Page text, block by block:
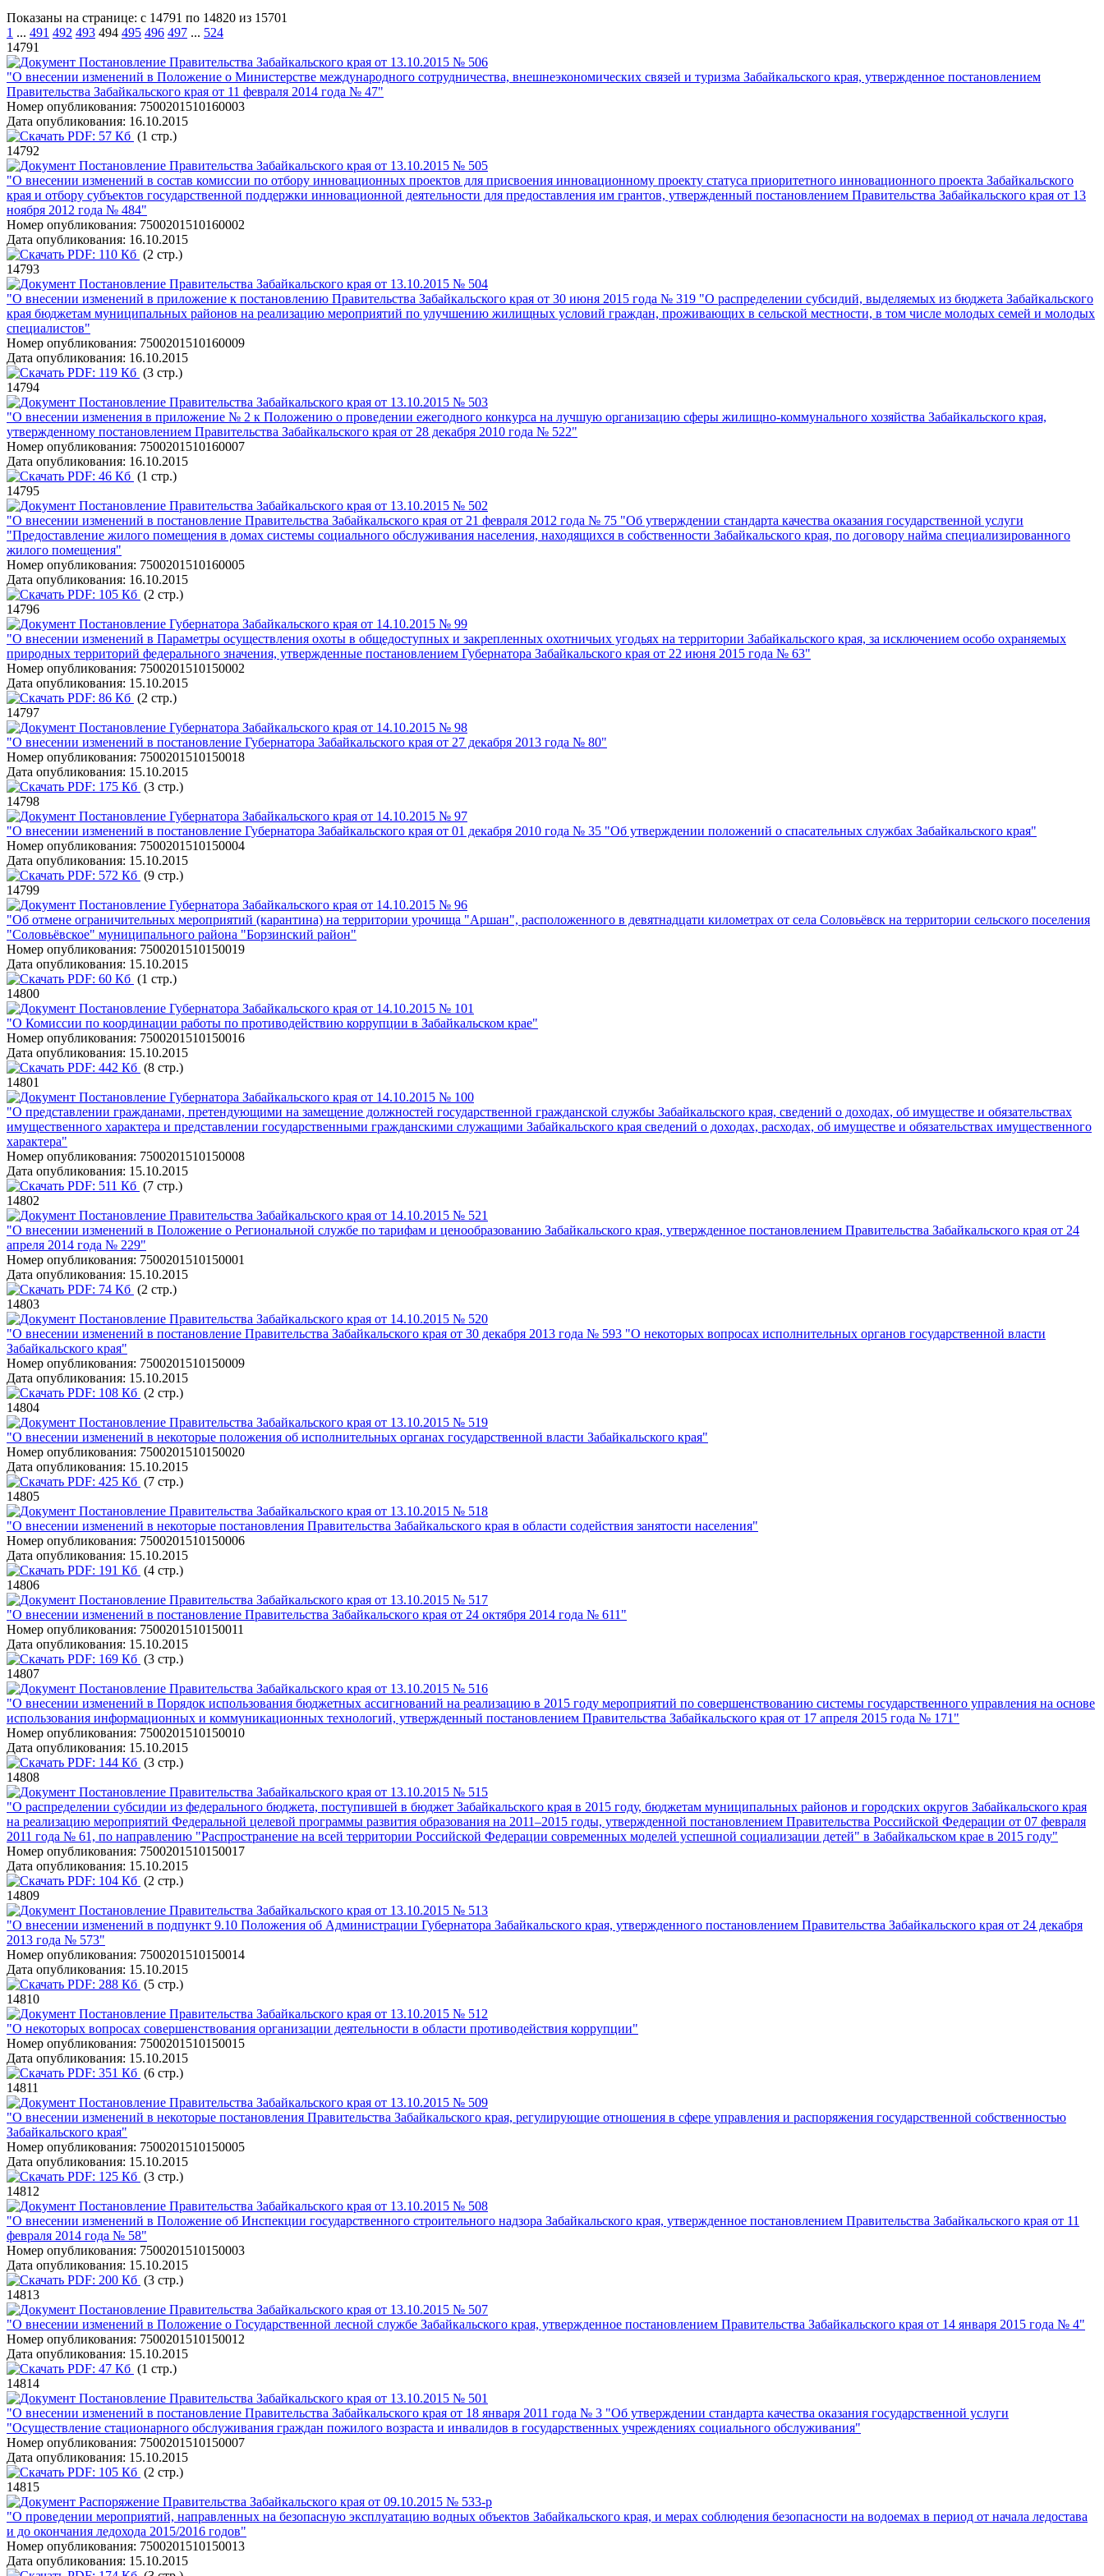
Показаны на странице: с 14791 по 14820 из 15701
1 ... 491 492 493 494 495 496 497 ... 524
14791
Постановление Правительства Забайкальского края от 13.10.2015 № 506
"О внесении изменений в Положение о Министерстве международного сотрудничества, внешнеэкономических связей и туризма Забайкальского края, утвержденное постановлением
Правительства Забайкальского края от 11 февраля 2014 года № 47"
Номер опубликования: 7500201510160003
Дата опубликования: 16.10.2015
PDF: 57 Кб (1 стр.)
14792
Постановление Правительства Забайкальского края от 13.10.2015 № 505
"О внесении изменений в состав комиссии по отбору инновационных проектов для присвоения инновационному проекту статуса приоритетного инновационного проекта Забайкальского
края и отбору субъектов государственной поддержки инновационной деятельности для предоставления им грантов, утвержденный постановлением Правительства Забайкальского края от 13
ноября 2012 года № 484"
Номер опубликования: 7500201510160002
Дата опубликования: 16.10.2015
PDF: 110 Кб (2 стр.)
14793
Постановление Правительства Забайкальского края от 13.10.2015 № 504
"О внесении изменений в приложение к постановлению Правительства Забайкальского края от 30 июня 2015 года № 319 "О распределении субсидий, выделяемых из бюджета Забайкальского
края бюджетам муниципальных районов на реализацию мероприятий по улучшению жилищных условий граждан, проживающих в сельской местности, в том числе молодых семей и молодых
специалистов"
Номер опубликования: 7500201510160009
Дата опубликования: 16.10.2015
PDF: 119 Кб (3 стр.)
14794
Постановление Правительства Забайкальского края от 13.10.2015 № 503
"О внесении изменения в приложение № 2 к Положению о проведении ежегодного конкурса на лучшую организацию сферы жилищно-коммунального хозяйства Забайкальского края,
утвержденному постановлением Правительства Забайкальского края от 28 декабря 2010 года № 522"
Номер опубликования: 7500201510160007
Дата опубликования: 16.10.2015
PDF: 46 Кб (1 стр.)
14795
Постановление Правительства Забайкальского края от 13.10.2015 № 502
"О внесении изменений в постановление Правительства Забайкальского края от 21 февраля 2012 года № 75 "Об утверждении стандарта качества оказания государственной услуги
"Предоставление жилого помещения в домах системы социального обслуживания населения, находящихся в собственности Забайкальского края, по договору найма специализированного
жилого помещения"
Номер опубликования: 7500201510160005
Дата опубликования: 16.10.2015
PDF: 105 Кб (2 стр.)
14796
Постановление Губернатора Забайкальского края от 14.10.2015 № 99
"О внесении изменений в Параметры осуществления охоты в общедоступных и закрепленных охотничьих угодьях на территории Забайкальского края, за исключением особо охраняемых
природных территорий федерального значения, утвержденные постановлением Губернатора Забайкальского края от 22 июня 2015 года № 63"
Номер опубликования: 7500201510150002
Дата опубликования: 15.10.2015
PDF: 86 Кб (2 стр.)
14797
Постановление Губернатора Забайкальского края от 14.10.2015 № 98
"О внесении изменений в постановление Губернатора Забайкальского края от 27 декабря 2013 года № 80"
Номер опубликования: 7500201510150018
Дата опубликования: 15.10.2015
PDF: 175 Кб (3 стр.)
14798
Постановление Губернатора Забайкальского края от 14.10.2015 № 97
"О внесении изменений в постановление Губернатора Забайкальского края от 01 декабря 2010 года № 35 "Об утверждении положений о спасательных службах Забайкальского края"
Номер опубликования: 7500201510150004
Дата опубликования: 15.10.2015
PDF: 572 Кб (9 стр.)
14799
Постановление Губернатора Забайкальского края от 14.10.2015 № 96
"Об отмене ограничительных мероприятий (карантина) на территории урочища "Аршан", расположенного в девятнадцати километрах от села Соловьёвск на территории сельского поселения
"Соловьёвское" муниципального района "Борзинский район"
Номер опубликования: 7500201510150019
Дата опубликования: 15.10.2015
PDF: 60 Кб (1 стр.)
14800
Постановление Губернатора Забайкальского края от 14.10.2015 № 101
"О Комиссии по координации работы по противодействию коррупции в Забайкальском крае"
Номер опубликования: 7500201510150016
Дата опубликования: 15.10.2015
PDF: 442 Кб (8 стр.)
14801
Постановление Губернатора Забайкальского края от 14.10.2015 № 100
"О представлении гражданами, претендующими на замещение должностей государственной гражданской службы Забайкальского края, сведений о доходах, об имуществе и обязательствах
имущественного характера и представлении государственными гражданскими служащими Забайкальского края сведений о доходах, расходах, об имуществе и обязательствах имущественного
характера"
Номер опубликования: 7500201510150008
Дата опубликования: 15.10.2015
PDF: 511 Кб (7 стр.)
14802
Постановление Правительства Забайкальского края от 14.10.2015 № 521
"О внесении изменений в Положение о Региональной службе по тарифам и ценообразованию Забайкальского края, утвержденное постановлением Правительства Забайкальского края от 24
апреля 2014 года № 229"
Номер опубликования: 7500201510150001
Дата опубликования: 15.10.2015
PDF: 74 Кб (2 стр.)
14803
Постановление Правительства Забайкальского края от 14.10.2015 № 520
"О внесении изменений в постановление Правительства Забайкальского края от 30 декабря 2013 года № 593 "О некоторых вопросах исполнительных органов государственной власти
Забайкальского края"
Номер опубликования: 7500201510150009
Дата опубликования: 15.10.2015
PDF: 108 Кб (2 стр.)
14804
Постановление Правительства Забайкальского края от 13.10.2015 № 519
"О внесении изменений в некоторые положения об исполнительных органах государственной власти Забайкальского края"
Номер опубликования: 7500201510150020
Дата опубликования: 15.10.2015
PDF: 425 Кб (7 стр.)
14805
Постановление Правительства Забайкальского края от 13.10.2015 № 518
"О внесении изменений в некоторые постановления Правительства Забайкальского края в области содействия занятости населения"
Номер опубликования: 7500201510150006
Дата опубликования: 15.10.2015
PDF: 191 Кб (4 стр.)
14806
Постановление Правительства Забайкальского края от 13.10.2015 № 517
"О внесении изменений в постановление Правительства Забайкальского края от 24 октября 2014 года № 611"
Номер опубликования: 7500201510150011
Дата опубликования: 15.10.2015
PDF: 169 Кб (3 стр.)
14807
Постановление Правительства Забайкальского края от 13.10.2015 № 516
"О внесении изменений в Порядок использования бюджетных ассигнований на реализацию в 2015 году мероприятий по совершенствованию системы государственного управления на основе
использования информационных и коммуникационных технологий, утвержденный постановлением Правительства Забайкальского края от 17 апреля 2015 года № 171"
Номер опубликования: 7500201510150010
Дата опубликования: 15.10.2015
PDF: 144 Кб (3 стр.)
14808
Постановление Правительства Забайкальского края от 13.10.2015 № 515
"О распределении субсидии из федерального бюджета, поступившей в бюджет Забайкальского края в 2015 году, бюджетам муниципальных районов и городских округов Забайкальского края
на реализацию мероприятий Федеральной целевой программы развития образования на 2011–2015 годы, утвержденной постановлением Правительства Российской Федерации от 07 февраля
2011 года № 61, по направлению "Распространение на всей территории Российской Федерации современных моделей успешной социализации детей" в Забайкальском крае в 2015 году"
Номер опубликования: 7500201510150017
Дата опубликования: 15.10.2015
PDF: 104 Кб (2 стр.)
14809
Постановление Правительства Забайкальского края от 13.10.2015 № 513
"О внесении изменений в подпункт 9.10 Положения об Администрации Губернатора Забайкальского края, утвержденного постановлением Правительства Забайкальского края от 24 декабря
2013 года № 573"
Номер опубликования: 7500201510150014
Дата опубликования: 15.10.2015
PDF: 288 Кб (5 стр.)
14810
Постановление Правительства Забайкальского края от 13.10.2015 № 512
"О некоторых вопросах совершенствования организации деятельности в области противодействия коррупции"
Номер опубликования: 7500201510150015
Дата опубликования: 15.10.2015
PDF: 351 Кб (6 стр.)
14811
Постановление Правительства Забайкальского края от 13.10.2015 № 509
"О внесении изменений в некоторые постановления Правительства Забайкальского края, регулирующие отношения в сфере управления и распоряжения государственной собственностью
Забайкальского края"
Номер опубликования: 7500201510150005
Дата опубликования: 15.10.2015
PDF: 125 Кб (3 стр.)
14812
Постановление Правительства Забайкальского края от 13.10.2015 № 508
"О внесении изменений в Положение об Инспекции государственного строительного надзора Забайкальского края, утвержденное постановлением Правительства Забайкальского края от 11
февраля 2014 года № 58"
Номер опубликования: 7500201510150003
Дата опубликования: 15.10.2015
PDF: 200 Кб (3 стр.)
14813
Постановление Правительства Забайкальского края от 13.10.2015 № 507
"О внесении изменений в Положение о Государственной лесной службе Забайкальского края, утвержденное постановлением Правительства Забайкальского края от 14 января 2015 года № 4"
Номер опубликования: 7500201510150012
Дата опубликования: 15.10.2015
PDF: 47 Кб (1 стр.)
14814
Постановление Правительства Забайкальского края от 13.10.2015 № 501
"О внесении изменений в постановление Правительства Забайкальского края от 18 января 2011 года № 3 "Об утверждении стандарта качества оказания государственной услуги
"Осуществление стационарного обслуживания граждан пожилого возраста и инвалидов в государственных учреждениях социального обслуживания"
Номер опубликования: 7500201510150007
Дата опубликования: 15.10.2015
PDF: 105 Кб (2 стр.)
14815
Распоряжение Правительства Забайкальского края от 09.10.2015 № 533-р
"О проведении мероприятий, направленных на безопасную эксплуатацию водных объектов Забайкальского края, и мерах соблюдения безопасности на водоемах в период от начала ледостава
и до окончания ледохода 2015/2016 годов"
Номер опубликования: 7500201510150013
Дата опубликования: 15.10.2015